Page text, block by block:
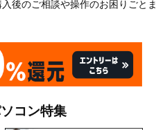
後のご相談や操作のお困りごと
コン特集